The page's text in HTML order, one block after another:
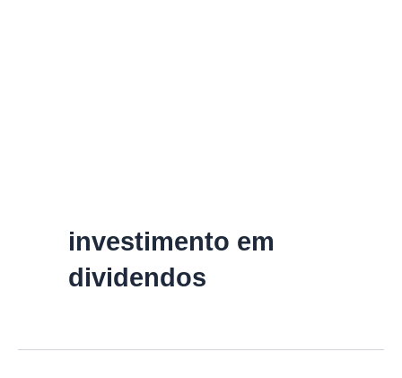
investimento em
dividendos